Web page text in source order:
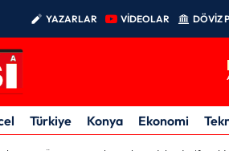
YAZARLAR VİDEOLAR DÖVİZ
Türkiye Konya Ekonomi